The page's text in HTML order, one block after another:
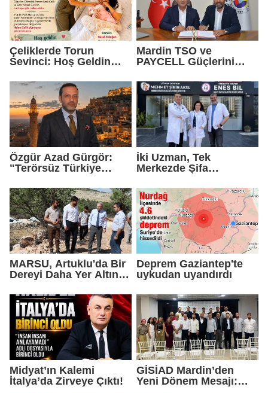
Çeliklerde Torun
Sevinci: Hoş Geldin
Mardin TSO ve
PAYCELL Güçlerini
Özgür Azad Gürgör:
"Terörsüz Türkiye
Turizmi İçin Yeni Bir
Dönemin Başlangıcıdır"
İki Uzman, Tek
Merkezde Şifa
MARSU, Artuklu'da Bir
Dereyi Daha Yer Altına
Deprem Gaziantep'te
uykudan uyandırdı
Midyat’ın Kalemi
İtalya’da Zirveye Çıktı!
GİSİAD Mardin’den
Yeni Dönem Mesajı: